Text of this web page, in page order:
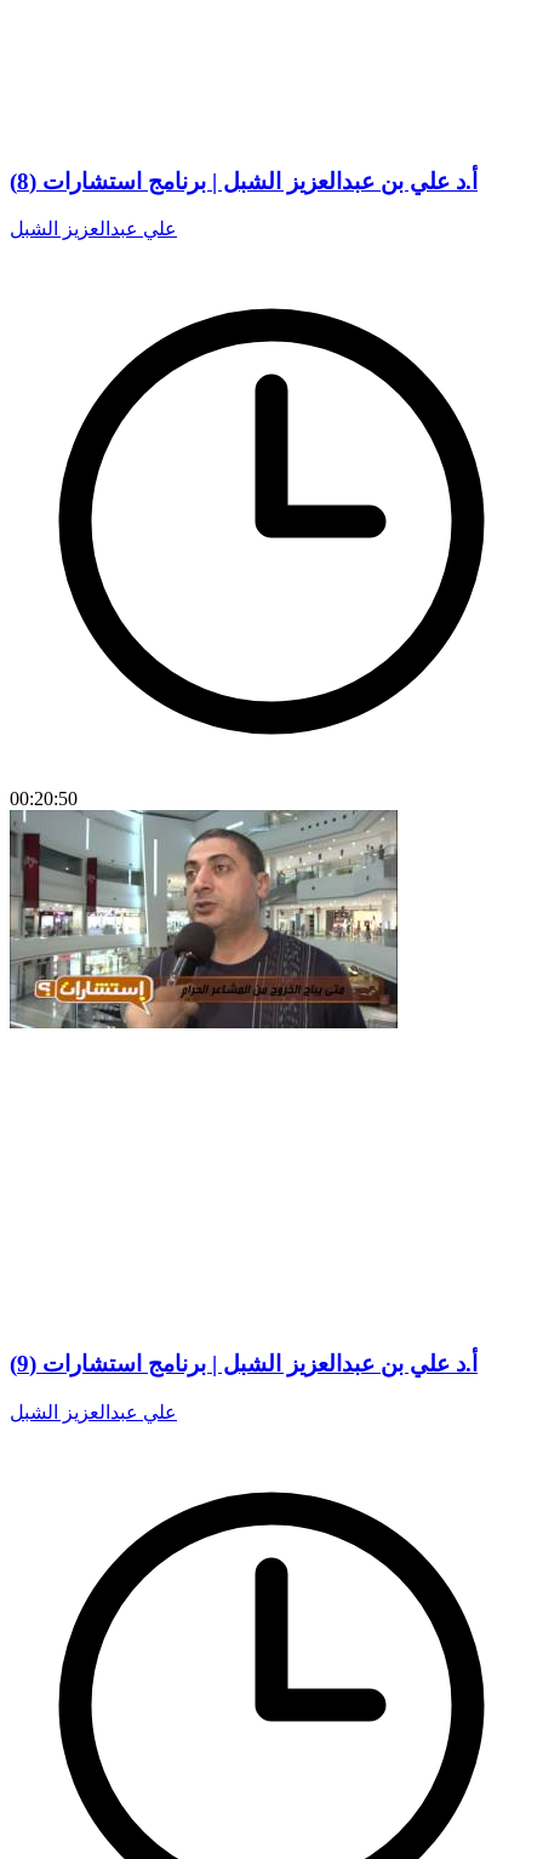
أ.د علي بن عبدالعزيز الشبل | برنامج استشارات (8)
علي عبدالعزيز الشبل
00:20:50
أ.د علي بن عبدالعزيز الشبل | برنامج استشارات (9)
علي عبدالعزيز الشبل